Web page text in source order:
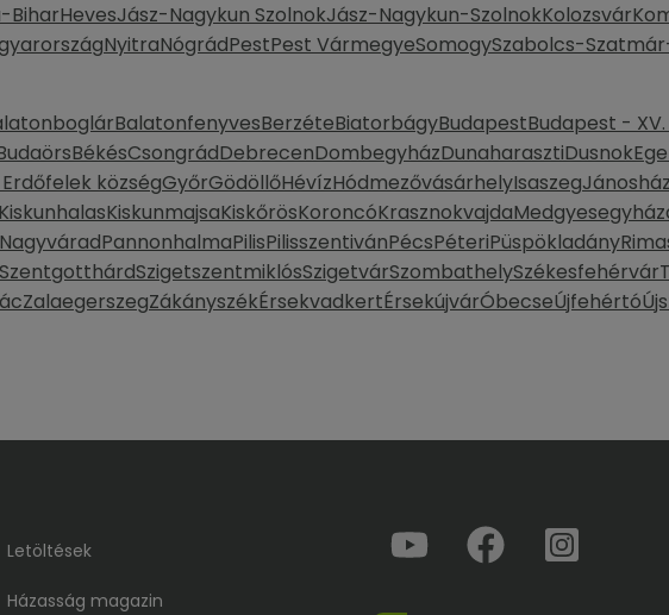
BiharHevesJász-Nagykun SzolnokJász-Nagykun-SzolnokKolozsvár
NyitraNógrádPestPest VármegyeSomogySzabolcs-
BalatonfenyvesBerzéteBiatorbágyBudapestBudapest -
BékésCsongrádDebrecenDombegyházDunaharasztiDusnok
községGyőrGödöllőHévízHódmezővásárhelyIsaszeg
KiskunhalasKiskunmajsaKiskőrösKoroncóKrasznokvajda
NagyváradPannonhalmaPilisPilisszentivánPécsPéteriPüspökladány
SzentgotthárdSzigetszentmiklósSzigetvárSzombathelySzékesfehérvár
ZalaegerszegZákányszékÉrsekvadkertÉrsekújvárÓbecseÚjfehértó
Letöltések
Házasság magazin